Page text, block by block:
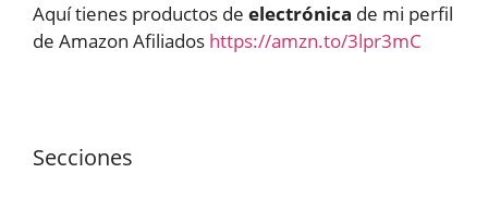
Aquí tienes productos de electrónica de mi perfil
de Amazon Afiliados https://amzn.to/3lpr3mC
Secciones